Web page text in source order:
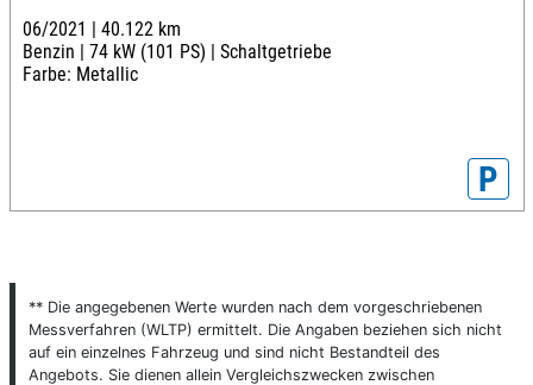
06/2021 | 40.122 km
Benzin | 74 kW (101 PS) | Schaltgetriebe
Farbe: Metallic
P
** Die angegebenen Werte wurden nach dem vorgeschriebenen
Messverfahren (WLTP) ermittelt. Die Angaben beziehen sich nicht
auf ein einzelnes Fahrzeug und sind nicht Bestandteil des
Angebots. Sie dienen allein Vergleichszwecken zwischen